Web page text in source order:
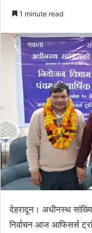
1 minute read
देहरादून। अधीनस्थ
निर्वाचन आज आफिसर्स